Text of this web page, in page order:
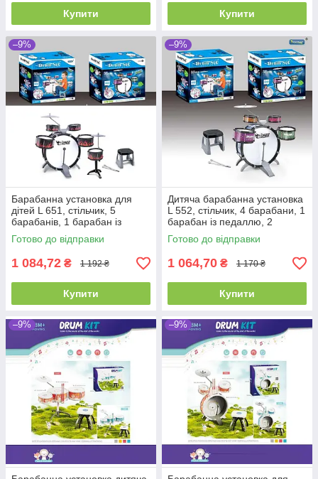
Купити Купити
–9%
Барабанна установка для
дітей L 651, стільчик, 5
барабанів, 1 барабан із
педаллю, 2 палички, 2
металеві диски
Готово до відправки
1 084,72 ₴ 1 192 ₴
Купити
–9%
Дитяча барабанна установка
L 552, стільчик, 4 барабани, 1
барабан із педаллю, 2
палички, 1 металевий
Готово до відправки
1 064,70 ₴ 1 170 ₴
Купити
–9% –9%